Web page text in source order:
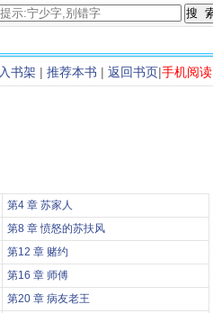
书架 | 推荐本书 | 返回书页|手机阅读
第4 章 苏家人
第8 章 愤怒的苏扶风
第12 章 赌约
第16 章 师傅
第20 章 病友老王